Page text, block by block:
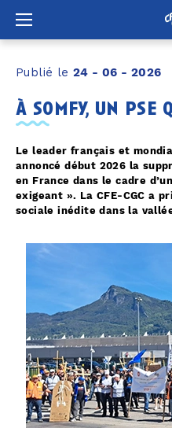
Publié le 24 - 06 - 2026
à somfy, un pse
Le leader français et
annoncé début 2026 la
en France dans le cadre
exigeant ». La CFE-CGC a
sociale inédite dans la
Panneau de gestion des